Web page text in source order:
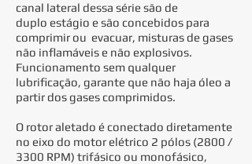
canal lateral dessa série são de
duplo estágio e são concebidos para
comprimir ou evacuar, misturas de gases
não inflamáveis e não explosivos.
Funcionamento sem qualquer
lubrificação, garante que não haja óleo a
partir dos gases comprimidos.
O rotor aletado é conectado diretamente
no eixo do motor elétrico 2 pólos (2800 /
3300 RPM) trifásico ou monofásico,